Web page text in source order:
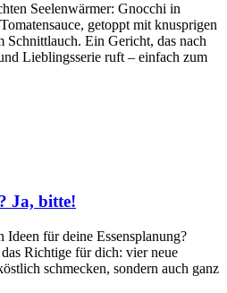
Seelenwärmer: Gnocchi in
getoppt mit knusprigen
Schnittlauch. Ein Gericht, das nach
Lieblingsserie ruft – einfach zum
Ja, bitte!
Ideen für deine Essensplanung?
Richtige für dich: vier neue
schmecken, sondern auch ganz